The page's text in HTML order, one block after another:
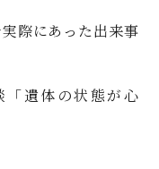
際にあった出来事
遺体の状態が心